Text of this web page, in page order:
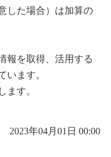
した場合）は加算の
報を取得、活用する
います。
ます。
2023年04月01日 00:00